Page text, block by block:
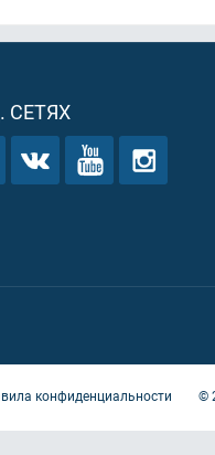
СЕТЯХ
конфиденциальности ©